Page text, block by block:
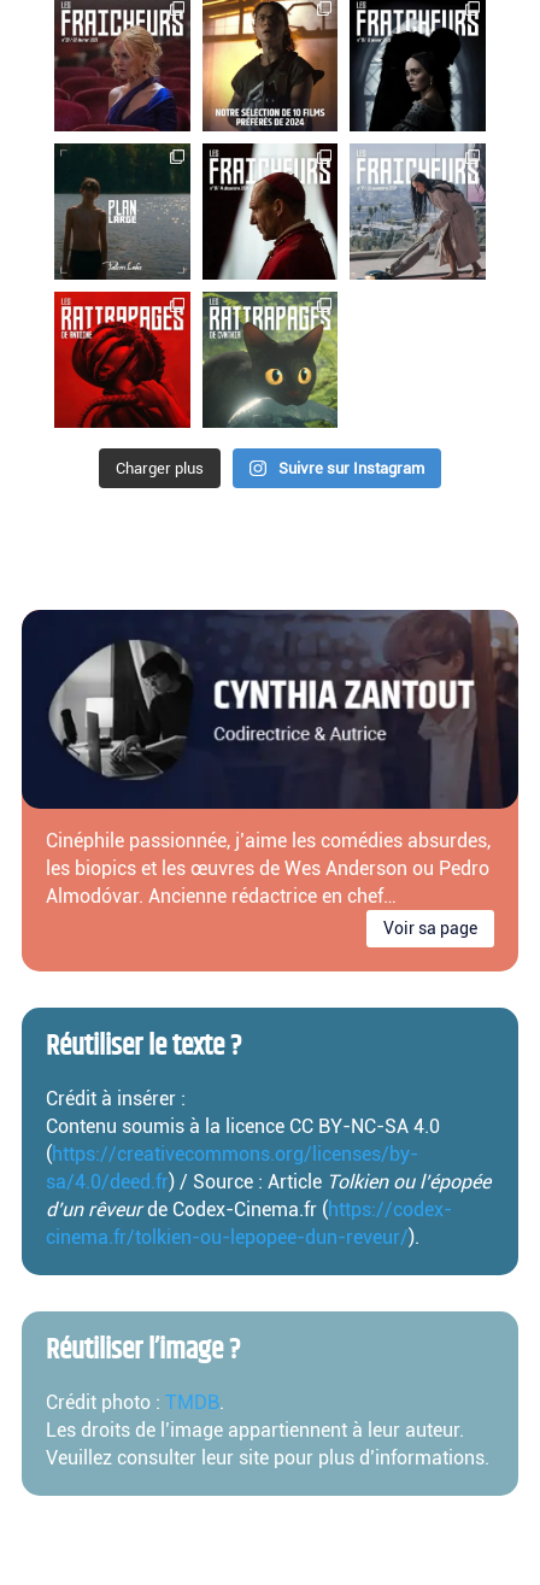
Charger plus Suivre sur Instagram
Cinéphile passionnée, j’aime les comédies absurdes,
les biopics et les œuvres de Wes Anderson ou Pedro
Almodóvar. Ancienne rédactrice en chef…
Voir sa page
Réutiliser le texte ?
Crédit à insérer :
Contenu soumis à la licence CC BY-NC-SA 4.0
(https://creativecommons.org/licenses/by-
sa/4.0/deed.fr) / Source : Article Tolkien ou l’épopée
d’un rêveur de Codex-Cinema.fr (https://codex-
cinema.fr/tolkien-ou-lepopee-dun-reveur/).
Réutiliser l’image ?
Crédit photo : TMDB.
Les droits de l’image appartiennent à leur auteur.
Veuillez consulter leur site pour plus d’informations.